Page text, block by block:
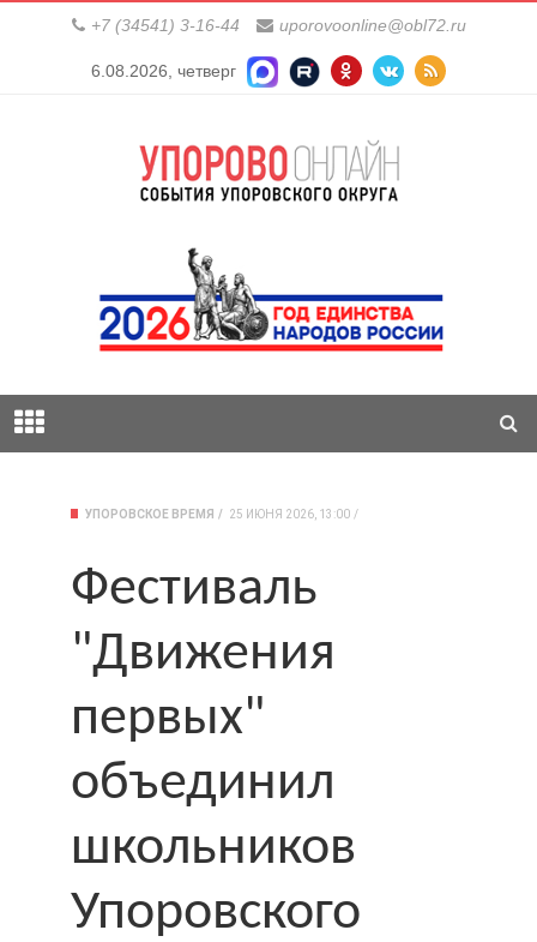
+7 (34541) 3-16-44 uporovoonline@obl72.ru
6.08.2026, четверг
УПОРОВСКОЕ ВРЕМЯ 25 ИЮНЯ 2026, 13:00
Фестиваль
"Движения
первых"
объединил
школьников
Упоровского